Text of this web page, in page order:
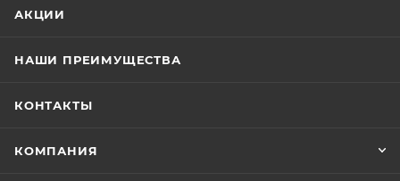
АКЦИИ
НАШИ ПРЕИМУЩЕСТВА
КОНТАКТЫ
КОМПАНИЯ